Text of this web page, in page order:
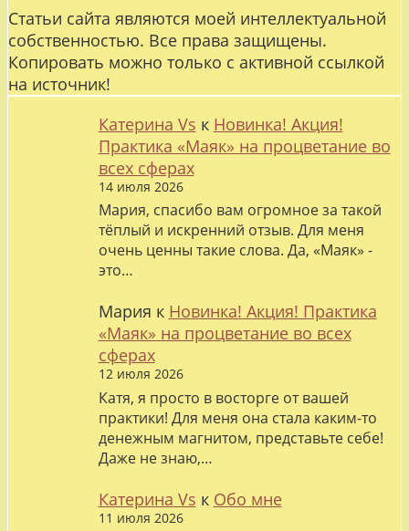
Статьи сайта являются моей интеллектуальной
собственностью. Все права защищены.
Копировать можно только с активной ссылкой
на источник!
Катерина Vs к Новинка! Акция!
Практика «Маяк» на процветание во
всех сферах
14 июля 2026
Мария, спасибо вам огромное за такой
тёплый и искренний отзыв. Для меня
очень ценны такие слова. Да, «Маяк» -
это…
Мария к Новинка! Акция! Практика
«Маяк» на процветание во всех
сферах
12 июля 2026
Катя, я просто в восторге от вашей
практики! Для меня она стала каким-то
денежным магнитом, представьте себе!
Даже не знаю,…
Катерина Vs к Обо мне
11 июля 2026